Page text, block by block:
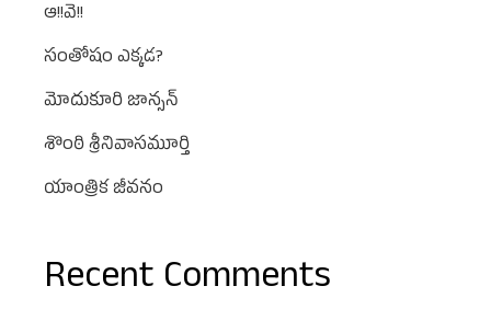
ఆ!!వె!!
సంతోషం ఎక్కడ?
మోదుకూరి జాన్సన్
శొంఠి శ్రీనివాసమూర్తి
యాంత్రిక జీవనం
Recent Comments